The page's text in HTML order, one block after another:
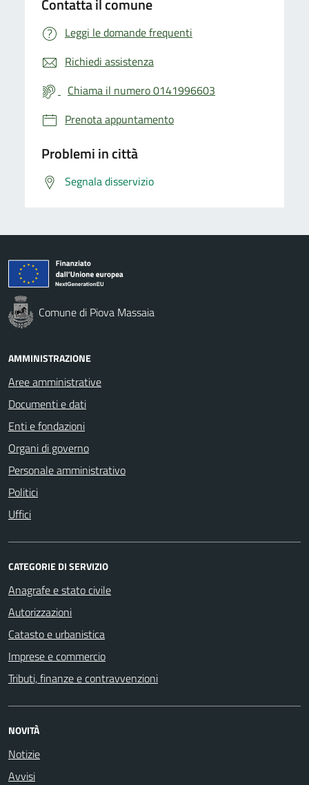
Contatta il comune
Leggi le domande frequenti
Richiedi assistenza
Chiama il numero 0141996603
Prenota appuntamento
Problemi in città
Segnala disservizio
Comune di Piova Massaia
AMMINISTRAZIONE
Aree amministrative
Documenti e dati
Enti e fondazioni
Organi di governo
Personale amministrativo
Politici
Uffici
CATEGORIE DI SERVIZIO
Anagrafe e stato civile
Autorizzazioni
Catasto e urbanistica
Imprese e commercio
Tributi, finanze e contravvenzioni
NOVITÀ
Notizie
Avvisi